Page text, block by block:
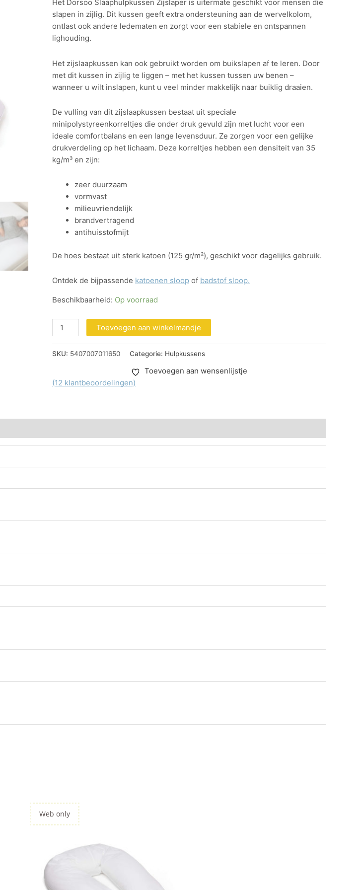
opklant
waarderingen
Het Dorsoo Slaaphulpkussen Zijslaper is uitermate geschikt voor mensen die
slapen in zijlig. Dit kussen geeft extra ondersteuning aan de wervelkolom,
ontlast ook andere ledematen en zorgt voor een stabiele en ontspannen
lighouding.
Het zijslaapkussen kan ook gebruikt worden om buikslapen af te leren. Door
met dit kussen in zijlig te liggen – met het kussen tussen uw benen –
wanneer u wilt inslapen, kunt u veel minder makkelijk naar buiklig draaien.
De vulling van dit zijslaapkussen bestaat uit speciale
minipolystyreenkorreltjes die onder druk gevuld zijn met lucht voor een
ideale comfortbalans en een lange levensduur. Ze zorgen voor een gelijke
drukverdeling op het lichaam. Deze korreltjes hebben een densiteit van 35
kg/m³ en zijn:
zeer duurzaam
vormvast
milieuvriendelijk
brandvertragend
antihuisstofmijt
De hoes bestaat uit sterk katoen (125 gr/m²), geschikt voor dagelijks gebruik.
Ontdek de bijpassende katoenen sloop of badstof sloop.
Beschikbaarheid: Op voorraad
Toevoegen aan winkelmandje
SKU: 5407007011650 Categorie: Hulpkussens
Toevoegen aan wensenlijstje
(12 klantbeoordelingen)
Web only